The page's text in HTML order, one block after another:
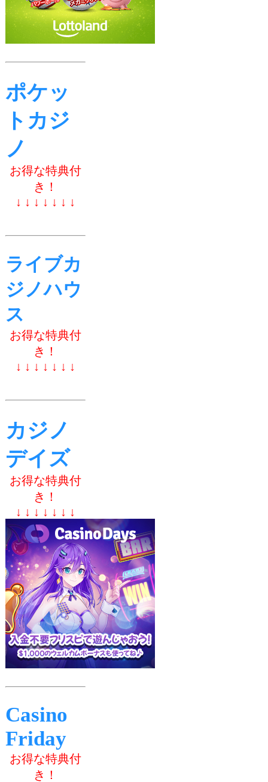
ポケッ
トカジ
ノ
お得な特典付
き！
↓ ↓ ↓ ↓ ↓ ↓ ↓
ライブカ
ジノハウ
ス
お得な特典付
き！
↓ ↓ ↓ ↓ ↓ ↓ ↓
カジノ
デイズ
お得な特典付
き！
↓ ↓ ↓ ↓ ↓ ↓ ↓
Casino
Friday
お得な特典付
き！